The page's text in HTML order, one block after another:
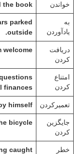
خواندن the book.
به
یادآوردن
parked
outside.
دریافت
کردن
welcome.
امتناع
کردن
finances.
تعمیرکردن himself.
جایگزین
کردن
bicycle.
خطر
caught.